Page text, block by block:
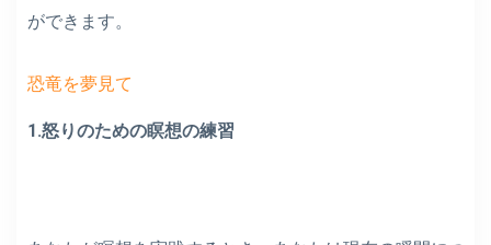
ができます。
恐竜を夢見て
1.怒りのための瞑想の練習